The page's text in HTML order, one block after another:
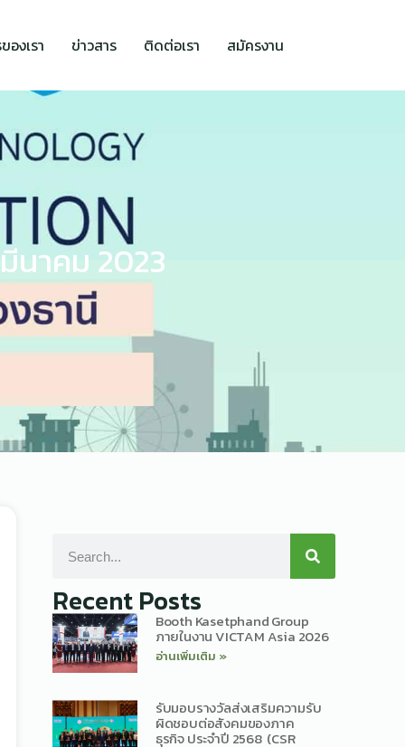
องเรา ข่าวสาร ติดต่อเรา สมัครงาน
นาคม 2023
Recent Posts
Booth Kasetphand Group
ภายในงาน VICTAM Asia 2026
อ่านเพิ่มเติม »
รับมอบรางวัลส่งเสริมความรับ
ผิดชอบต่อสังคมของภาค
ธุรกิจ ประจำปี 2568 (CSR